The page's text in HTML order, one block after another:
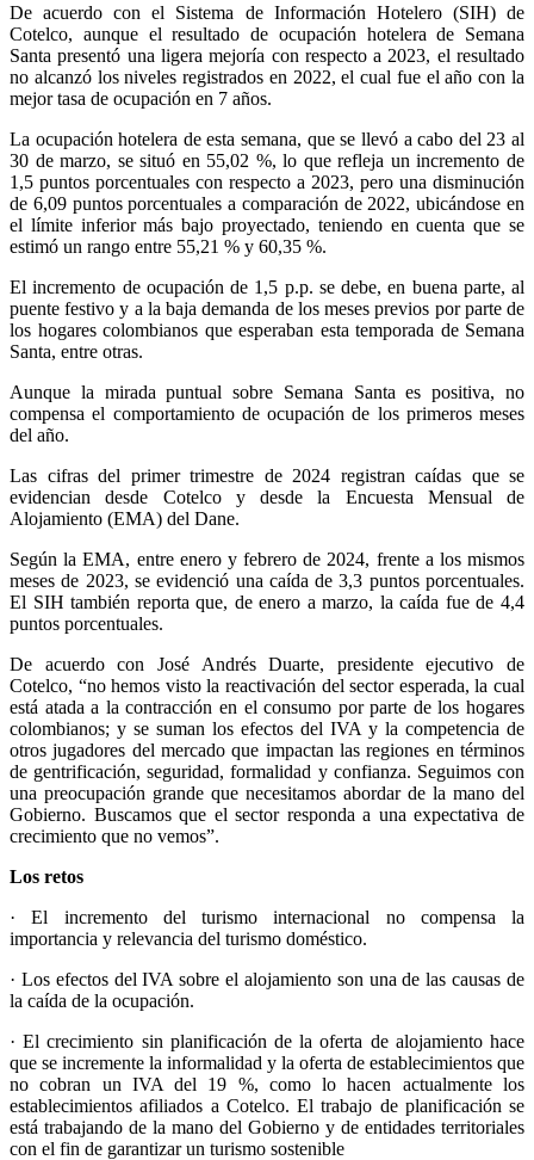
De acuerdo con el Sistema de Información Hotelero (SIH) de
Cotelco, aunque el resultado de ocupación hotelera de Semana
Santa presentó una ligera mejoría con respecto a 2023, el resultado
no alcanzó los niveles registrados en 2022, el cual fue el año con la
mejor tasa de ocupación en 7 años.
La ocupación hotelera de esta semana, que se llevó a cabo del 23 al
30 de marzo, se situó en 55,02 %, lo que refleja un incremento de
1,5 puntos porcentuales con respecto a 2023, pero una disminución
de 6,09 puntos porcentuales a comparación de 2022, ubicándose en
el límite inferior más bajo proyectado, teniendo en cuenta que se
estimó un rango entre 55,21 % y 60,35 %.
El incremento de ocupación de 1,5 p.p. se debe, en buena parte, al
puente festivo y a la baja demanda de los meses previos por parte de
los hogares colombianos que esperaban esta temporada de Semana
Santa, entre otras.
Aunque la mirada puntual sobre Semana Santa es positiva, no
compensa el comportamiento de ocupación de los primeros meses
del año.
Las cifras del primer trimestre de 2024 registran caídas que se
evidencian desde Cotelco y desde la Encuesta Mensual de
Alojamiento (EMA) del Dane.
Según la EMA, entre enero y febrero de 2024, frente a los mismos
meses de 2023, se evidenció una caída de 3,3 puntos porcentuales.
El SIH también reporta que, de enero a marzo, la caída fue de 4,4
puntos porcentuales.
De acuerdo con José Andrés Duarte, presidente ejecutivo de
Cotelco, “no hemos visto la reactivación del sector esperada, la cual
está atada a la contracción en el consumo por parte de los hogares
colombianos; y se suman los efectos del IVA y la competencia de
otros jugadores del mercado que impactan las regiones en términos
de gentrificación, seguridad, formalidad y confianza. Seguimos con
una preocupación grande que necesitamos abordar de la mano del
Gobierno. Buscamos que el sector responda a una expectativa de
crecimiento que no vemos”.
Los retos
· El incremento del turismo internacional no compensa la
importancia y relevancia del turismo doméstico.
· Los efectos del IVA sobre el alojamiento son una de las causas de
la caída de la ocupación.
· El crecimiento sin planificación de la oferta de alojamiento hace
que se incremente la informalidad y la oferta de establecimientos que
no cobran un IVA del 19 %, como lo hacen actualmente los
establecimientos afiliados a Cotelco. El trabajo de planificación se
está trabajando de la mano del Gobierno y de entidades territoriales
con el fin de garantizar un turismo sostenible